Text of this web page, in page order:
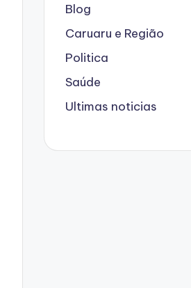
Blog
Caruaru e Região
Politica
Saúde
Ultimas noticias